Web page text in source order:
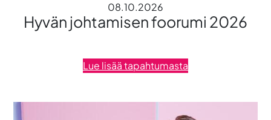
08.10.2026
Hyvän johtamisen foorumi 2026
Lue lisää tapahtumasta